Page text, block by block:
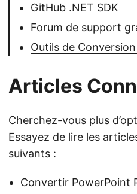
GitHub .NET SDK
Forum de support
Outils de
Articles
Cherchez-vous plus
Essayez de lire les
suivants :
Convertir PowerPoint